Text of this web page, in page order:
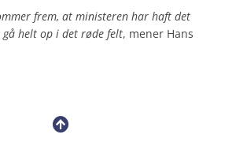
frem, at ministeren har haft det
gå helt op i det røde felt, mener Hans